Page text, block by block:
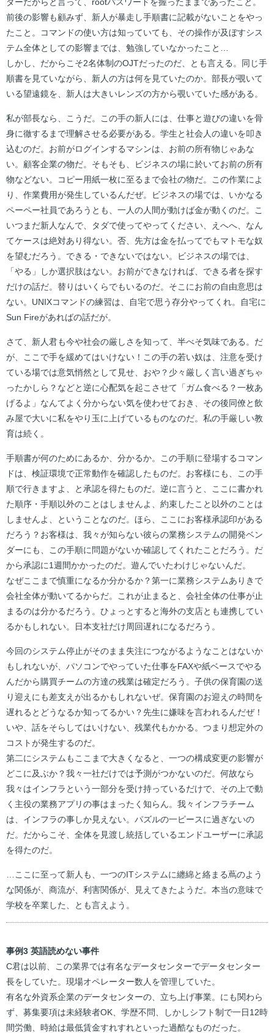
前後の影響も顧みず、新人が暴走し手順書に記載がないことをやっ
たこと。コマンドの使い方は知っていても、その操作が及ぼすシス
テム全体としての影響までは、勉強していなかったこと…
しかし、だからこそ2名体制のOJTだったのだ、とも言える。同じ手
順書を見ていながら、新人の方は何を見ていたのか。部長が覗いて
いる望遠鏡を、新人は大きいレンズの方から覗いていた感がある。
私が部長なら、こうだ。この手の新人には、仕事と遊びの違いを骨
身に徹するまで理解させる必要がある。学生と社会人の違いを叩き
込むのだ。お前がログインするマシンは、お前の所有物じゃあな
い。顧客企業の物だ。そもそも、ビジネスの場に於いてお前の所有
物などない。コピー用紙一枚に至るまで会社の物だ。この作業によ
り、作業費用が発生しているんだぜ。ビジネスの場では、いかなる
ペーペー社員であろうとも、一人の人間が動けば金が動くのだ。こ
いつまだ新人なんで、タダで使ってやってください、えへへ、なん
てケースは絶対あり得ない。否、先方は金を払ってでもマトモな奴
を望むだろう。できる・できないではない。ビジネスの場では、
「やる」しか選択肢はない。お前ができなければ、できる者を探す
だけの話だ。替りはいくらでもいるのだ。そこにお前の自由意思は
ない。UNIXコマンドの練習は、自宅で思う存分やってくれ。自宅に
Sun Fireがあればの話だが。
さて、新人君も今や社会の厳しさを知って、半べそ気味である。だ
が、ここで手を緩めてはいけない！この手の若い奴は、注意を受け
ている場では意気悄然として見せ、おや？少々厳しく言い過ぎちゃ
ったかしら？などと逆に心配気を起こさせて「ガム食べる？一枚あ
げるよ」なんてよく分からない気を使わせておき、その後同僚と飲
み屋で大いに私をやり玉に上げているものなのだ。私の手厳しい教
育は続く。
手順書が何のためにあるか、分かるか。この手順に登場するコマン
ドは、検証環境で正常動作を確認したものだ。お客様にも、この手
順で行きますよ、と承認を得たものだ。逆に言うと、ここに書かれ
た順序・手順以外のことはしませんよ、約束したこと以外のことは
しませんよ、ということなのだ。ほら、ここにお客様承認印がある
だろう？お客様は、我々が知らない彼らの業務システムの開発ベン
ダーにも、この手順に問題がないか確認してくれたことだろう。だ
から承認に1週間かかったのだ。遊んでいたわけじゃないんだ。
なぜここまで慎重になるか分かるか？第一に業務システムありきで
会社全体が動いてるからだ。これが止まると、会社全体の仕事が止
まるのは分かるだろう。ひょっとすると海外の支店とも連携してい
るかもしれない。日本支社だけ周回遅れになるだろう。
今回のシステム停止がそのまま失注につながるようなことはないか
もしれないが、パソコンでやっていた仕事をFAXや紙ベースでやる
んだから購買チームの方達の残業は確定だろう。子供の保育園の送
り迎えにも差支えが出るかもしれないぜ。保育園のお迎えの時間を
遅れるとどうなるか知ってるかい？先生に嫌味を言われるんだぜ！
いや、話をそらしてはいけない、残業代もかかる。つまり想定外の
コストが発生するのだ。
第二にシステムもここまで大きくなると、一つの構成変更の影響が
どこに及ぶか？我々一社だけでは予測がつかないのだ。何故なら
我々はインフラという一部分を受け持っているだけで、その上で動
く主役の業務アプリの事はまったく知らん。我々インフラチーム
は、インフラの事しか見えない。パズルの一ピースに過ぎないの
だ。だからこそ、全体を見渡し統括しているエンドユーザーに承認
を得たのだ。
…ここに至って新人も、一つのITシステムに纏綿と絡まる蔦のよう
な関係が、商流が、利害関係が、見えてきたようだ。本当の意味で
学校を卒業した、とも言えよう。
事例3 英語読めない事件
C君は以前、この業界では有名なデータセンターでデータセンター
長をしていた。現場オペレーター数人を管理していた。
有名な外資系企業のデータセンターの、立ち上げ事業。にも関わら
ず、募集要項は未経験者OK、学歴不問、しかしシフト制で一日12時
間労働、時給は最低賃金すれすれといった過酷なものだった。